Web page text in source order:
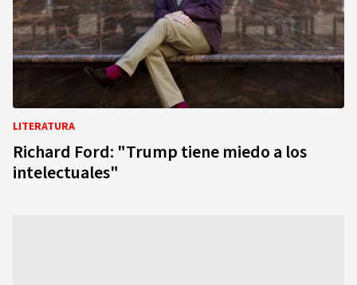
LITERATURA
Richard Ford: "Trump tiene miedo a los
intelectuales"